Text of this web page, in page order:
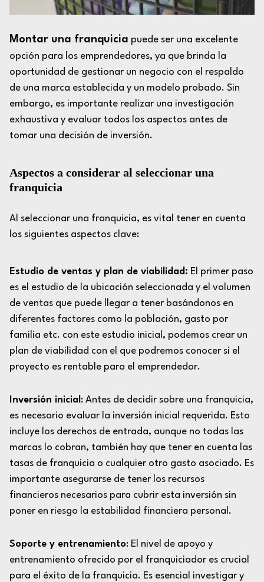
Montar una franquicia puede ser una excelente
opción para los emprendedores, ya que brinda la
oportunidad de gestionar un negocio con el respaldo
de una marca establecida y un modelo probado. Sin
embargo, es importante realizar una investigación
exhaustiva y evaluar todos los aspectos antes de
tomar una decisión de inversión.
Aspectos a considerar al seleccionar una
franquicia
Al seleccionar una franquicia, es vital tener en cuenta
los siguientes aspectos clave:
Estudio de ventas y plan de viabilidad: El primer paso
es el estudio de la ubicación seleccionada y el volumen
de ventas que puede llegar a tener basándonos en
diferentes factores como la población, gasto por
familia etc. con este estudio inicial, podemos crear un
plan de viabilidad con el que podremos conocer si el
proyecto es rentable para el emprendedor.
Inversión inicial : Antes de decidir sobre una franquicia,
es necesario evaluar la inversión inicial requerida. Esto
incluye los derechos de entrada, aunque no todas las
marcas lo cobran, también hay que tener en cuenta las
tasas de franquicia o cualquier otro gasto asociado. Es
importante asegurarse de tener los recursos
financieros necesarios para cubrir esta inversión sin
poner en riesgo la estabilidad financiera personal.
Soporte y entrenamiento: El nivel de apoyo y
entrenamiento ofrecido por el franquiciador es crucial
para el éxito de la franquicia. Es esencial investigar y